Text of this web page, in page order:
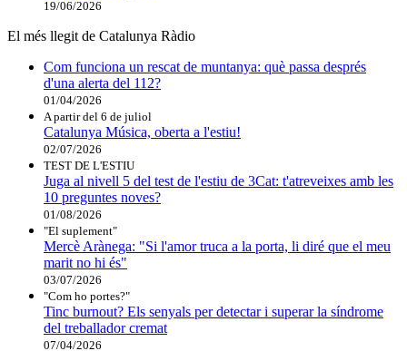
19/06/2026
El més llegit de Catalunya Ràdio
Com funciona un rescat de muntanya: què passa després
d'una alerta del 112?
01/04/2026
A partir del 6 de juliol
Catalunya Música, oberta a l'estiu!
02/07/2026
TEST DE L'ESTIU
Juga al nivell 5 del test de l'estiu de 3Cat: t'atreveixes amb les
10 preguntes noves?
01/08/2026
"El suplement"
Mercè Arànega: "Si l'amor truca a la porta, li diré que el meu
marit no hi és"
03/07/2026
"Com ho portes?"
Tinc burnout? Els senyals per detectar i superar la síndrome
del treballador cremat
07/04/2026